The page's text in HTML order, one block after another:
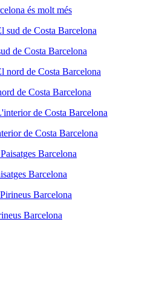
és molt més
de Costa Barcelona
de Costa Barcelona
de Costa Barcelona
Barcelona
Barcelona